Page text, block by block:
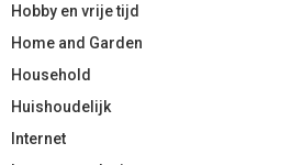
Hobby en vrije tijd
Home and Garden
Household
Huishoudelijk
Internet